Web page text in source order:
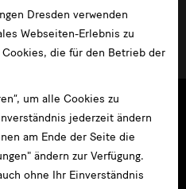
Dresden verwenden
Webseiten-Erlebnis zu
die für den Betrieb der
um alle Cookies zu
jederzeit ändern
am Ende der Seite die
ändern zur Verfügung.
ohne Ihr Einverständnis